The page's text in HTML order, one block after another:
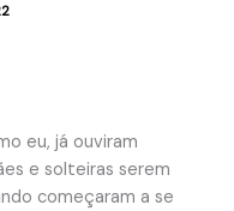
eu, já ouviram
e solteiras serem
começaram a se